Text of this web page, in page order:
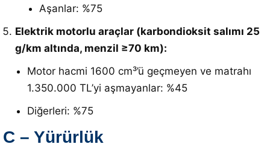
Aşanlar: %75
Elektrik motorlu araçlar (karbondioksit salımı 25
g/km altında, menzil ≥70 km):
Motor hacmi 1600 cm³’ü geçmeyen ve matrahı
1.350.000 TL’yi aşmayanlar: %45
Diğerleri: %75
C – Yürürlük